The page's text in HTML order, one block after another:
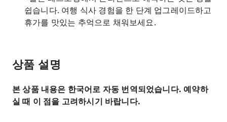
쉽습니다. 여행 식사 경험을 한 단계 업그레이드하고
휴가를 맛있는 추억으로 채워보세요.
상품 설명
본 상품 내용은 한국어로 자동 번역되었습니다. 예약하
실 때 이 점을 고려하시기 바랍니다.